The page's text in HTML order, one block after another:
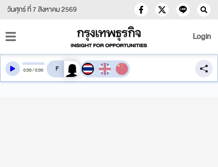
วันศุกร์ ที่ 7 สิงหาคม 2569
Login
0:00/0:00 สลับเสียงอ่าน